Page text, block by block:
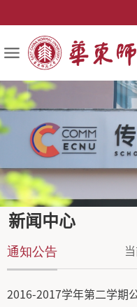
新闻中心
通知公告